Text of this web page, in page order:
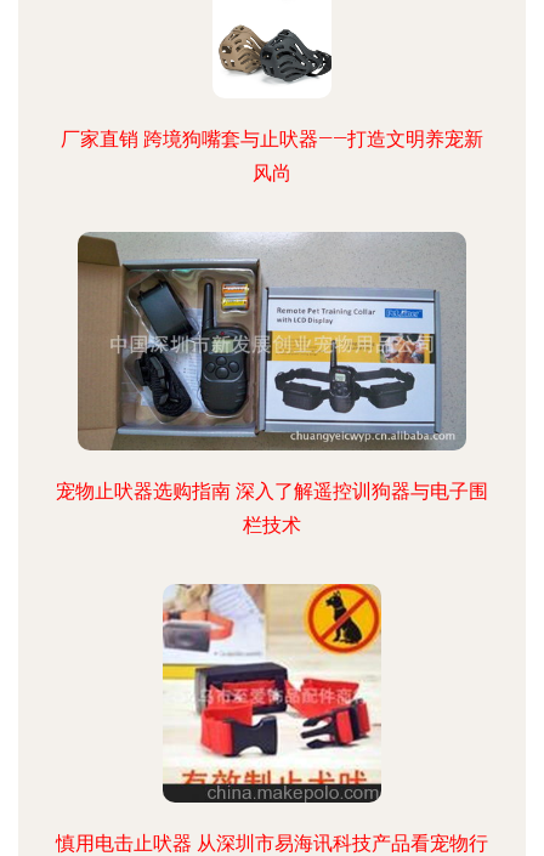
厂家直销 跨境狗嘴套与止吠器——打造文明养宠新
风尚
宠物止吠器选购指南 深入了解遥控训狗器与电子围
栏技术
慎用电击止吠器 从深圳市易海讯科技产品看宠物行